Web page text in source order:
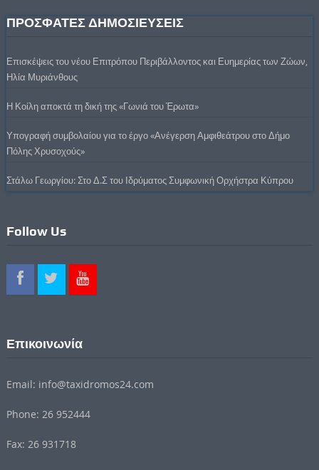
ΠΡΟΣΦΑΤΕΣ ΔΗΜΟΣΙΕΥΣΕΙΣ
Επισκέψεις του νέου Επιτρόπου Περιβάλλοντος και Ευημερίας των Ζώων,
Ηλία Μυριάνθους
Η Κοίλη αποκτά τη δική της «Γωνιά του Έρωτα»
Υπογραφή συμβολαίου για το έργο «Ανέγερση Αμφιθεάτρου στο Δήμο
Πόλης Χρυσοχούς»
Στάλω Γεωργίου: Στο Δ.Σ του Ιδρύματος Συμφωνική Ορχήστρα Κύπρου
Follow Us
Επικοινωνία
Email: info@taxidromos24.com
Phone: 26 952444
Fax: 26 931718